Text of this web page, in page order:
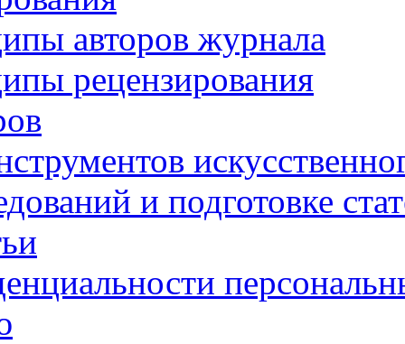
авторов журнала
рецензирования
и подготовке